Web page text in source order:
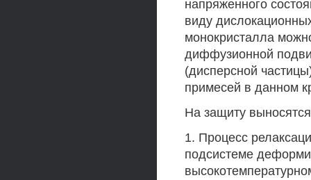
напряженного
виду
монокристалла
диффузионной
(дисперсной
примесей в данном
На защиту
1. Процесс
подсистеме